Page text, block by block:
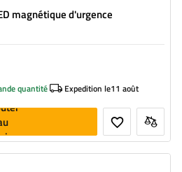
magnétique d'urgence
quantité Expedition le11 août